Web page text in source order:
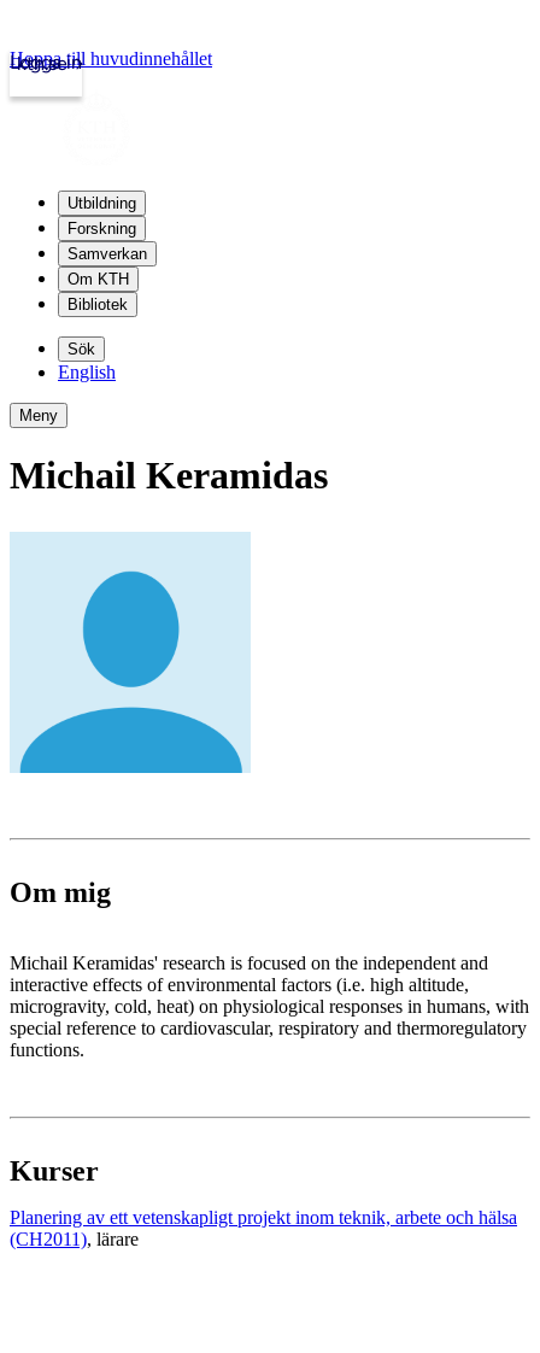
kth.se
Logga in
Hoppa till huvudinnehållet
Utbildning
Forskning
Samverkan
Om KTH
Bibliotek
Sök
English
Meny
Michail Keramidas
Om mig
Michail Keramidas' research is focused on the independent and
interactive effects of environmental factors (i.e. high altitude,
microgravity, cold, heat) on physiological responses in humans, with
special reference to cardiovascular, respiratory and thermoregulatory
functions.
Kurser
Planering av ett vetenskapligt projekt inom teknik, arbete och hälsa
(CH2011), lärare